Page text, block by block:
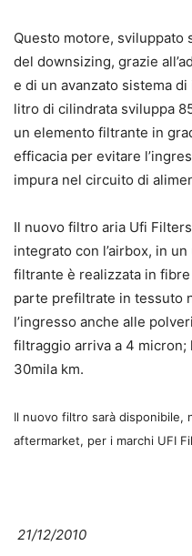
Questo motore, sviluppato
del downsizing, grazie
e di un avanzato sistema
litro di cilindrata sviluppa
un elemento filtrante in
efficacia per evitare
impura nel circuito di
Il nuovo filtro aria Ufi
integrato con l’airbox, in
filtrante è realizzata in
parte prefiltrate in tessuto
l’ingresso anche alle
filtraggio arriva a 4 micron;
30mila km.
Il nuovo filtro sarà disponibile,
aftermarket, per i marchi UFI
21/12/2010